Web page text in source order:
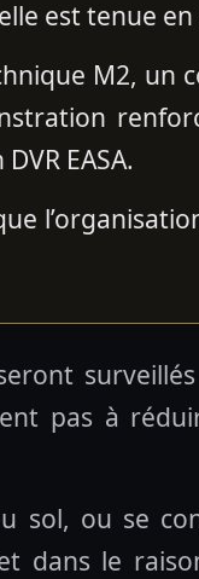
est tenue
M2, un
EASA.
pas à
sol, ou se
dans le